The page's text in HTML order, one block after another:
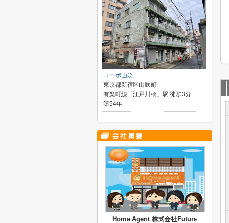
コーポ山吹
東京都新宿区山吹町
有楽町線「江戸川橋」駅 徒歩3分
築54年
Home Agent 株式会社Future